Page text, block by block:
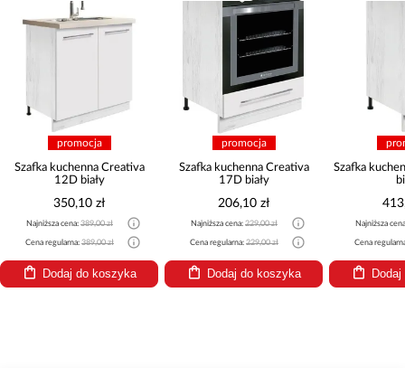
promocja
Szafka kuchenna Creativa
12D biały
350,10 zł
Najniższa cena: 389,00 zł
Cena regularna: 389,00 zł
Dodaj do koszyka
promocja
Szafka kuchenna Creativa
17D biały
206,10 zł
Najniższa cena: 229,00 zł
Cena regularna: 229,00 zł
Dodaj do koszyka
Szafka
Najniższa
Cena